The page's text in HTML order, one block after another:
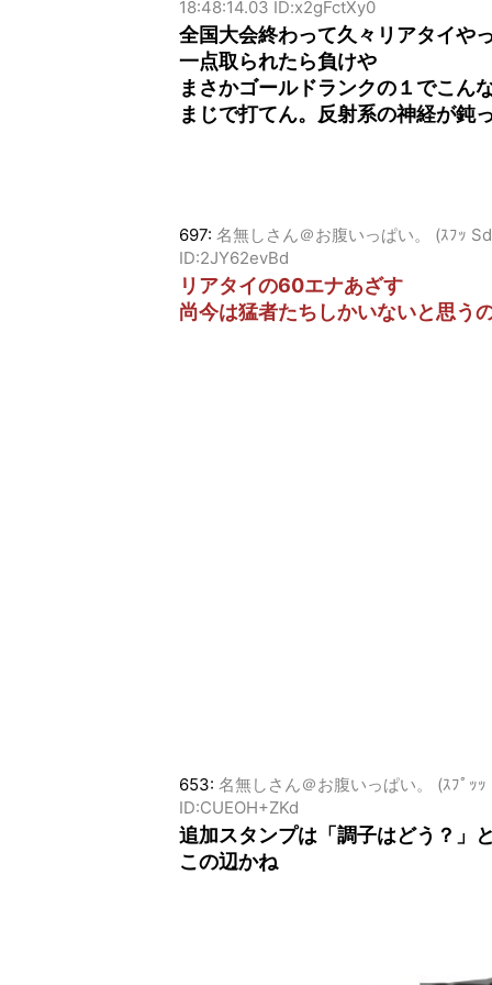
18:48:14.03 ID:x2gFctXy0
全国大会終わって久々リアタイや
一点取られたら負けや
まさかゴールドランクの１でこん
まじで打てん。反射系の神経が鈍
697: 名無しさん＠お腹いっぱい。 (ｽﾌｯ
ID:2JY62evBd
リアタイの60エナあざす
尚今は猛者たちしかいないと思う
653: 名無しさん＠お腹いっぱい。 (ｽﾌﾟ
ID:CUEOH+ZKd
追加スタンプは「調子はどう？」
この辺かね